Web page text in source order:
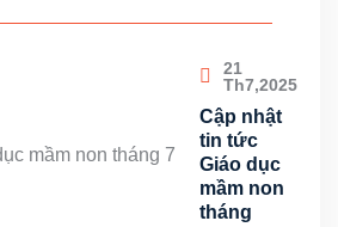
21
Th7,2025
Cập nhật
tin tức
Giáo dục
mầm non
tháng